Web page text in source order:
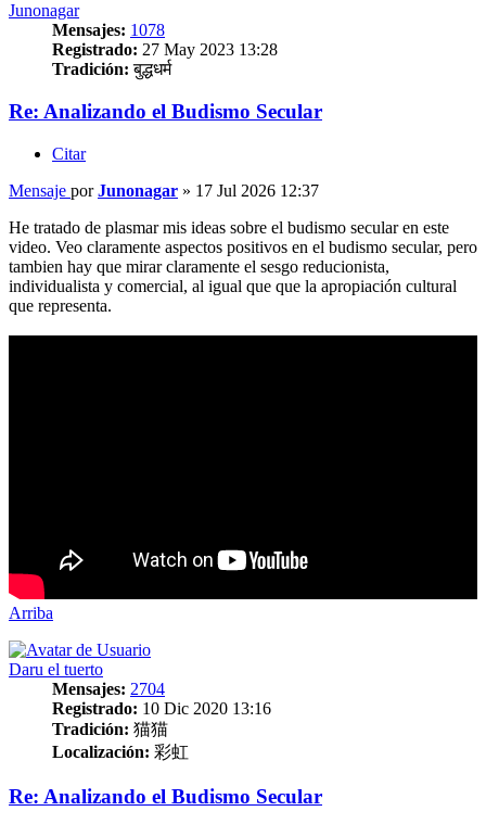
Junonagar
Mensajes: 1078
Registrado: 27 May 2023 13:28
Tradición: बुद्धधर्म
Re: Analizando el Budismo Secular
Citar
Mensaje porJunonagar » 17 Jul 2026 12:37
He tratado de plasmar mis ideas sobre el budismo secular en este
video. Veo claramente aspectos positivos en el budismo secular, pero
tambien hay que mirar claramente el sesgo reducionista,
individualista y comercial, al igual que que la apropiación cultural
que representa.
Arriba
Daru el tuerto
Mensajes: 2704
Registrado: 10 Dic 2020 13:16
Tradición: 猫猫
Localización: 彩虹
Re: Analizando el Budismo Secular